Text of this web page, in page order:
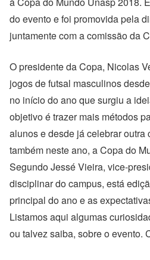
do evento e foi promovida pela
juntamente com a comissão da
O presidente da Copa, Nicolas
jogos de futsal masculinos
no início do ano que surgiu a
objetivo é trazer mais métodos
alunos e desde já celebrar outra
também neste ano, a Copa do
Segundo Jessé Vieira, vice-
disciplinar do campus, está
principal do ano e as
Listamos aqui algumas
ou talvez saiba, sobre o evento.